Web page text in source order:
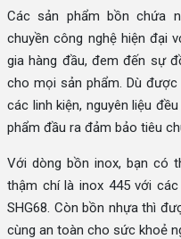
Các sản phẩm bồn chứa
chuyền công nghệ hiện đại
gia hàng đầu, đem đến sự
cho mọi sản phẩm. Dù
các linh kiện, nguyên liệu
phẩm đầu ra đảm bảo tiêu
Với dòng bồn inox, bạn có
thậm chí là inox 445 với
SHG68. Còn bồn nhựa thì
cùng an toàn cho sức khoẻ